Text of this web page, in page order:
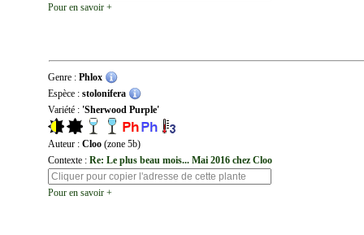
Pour en savoir +
Genre : Phlox
Espèce : stolonifera
Variété : 'Sherwood Purple'
Auteur : Cloo (zone 5b)
Contexte : Re: Le plus beau mois... Mai 2016 chez Cloo
Pour en savoir +